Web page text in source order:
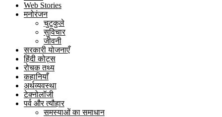
Web Stories
मनोरंजन
चुटकुले
सुविचार
जीवनी
सरकारी योजनाएँ
हिंदी कोट्स
रोचक तथ्य
कहानियाँ
अर्थव्यवस्था
टेक्नोलॉजी
पर्व और त्यौहार
समस्याओं का समाधान